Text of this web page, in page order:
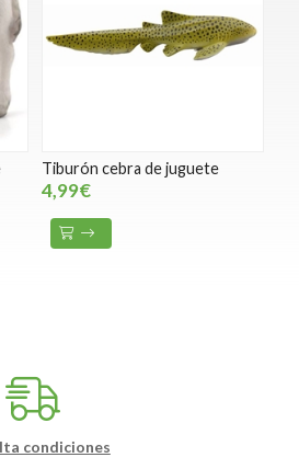
Tiburón cebra de juguete
4,99€
condiciones